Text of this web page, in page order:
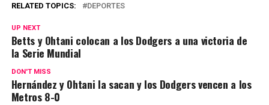
RELATED TOPICS: DEPORTES
UP NEXT
Betts y Ohtani colocan a los Dodgers a una victoria de
la Serie Mundial
DON'T MISS
Hernández y Ohtani la sacan y los Dodgers vencen a los
Metros 8-0